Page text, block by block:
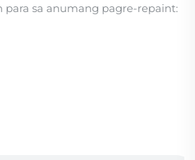
para sa anumang pagre-repaint: